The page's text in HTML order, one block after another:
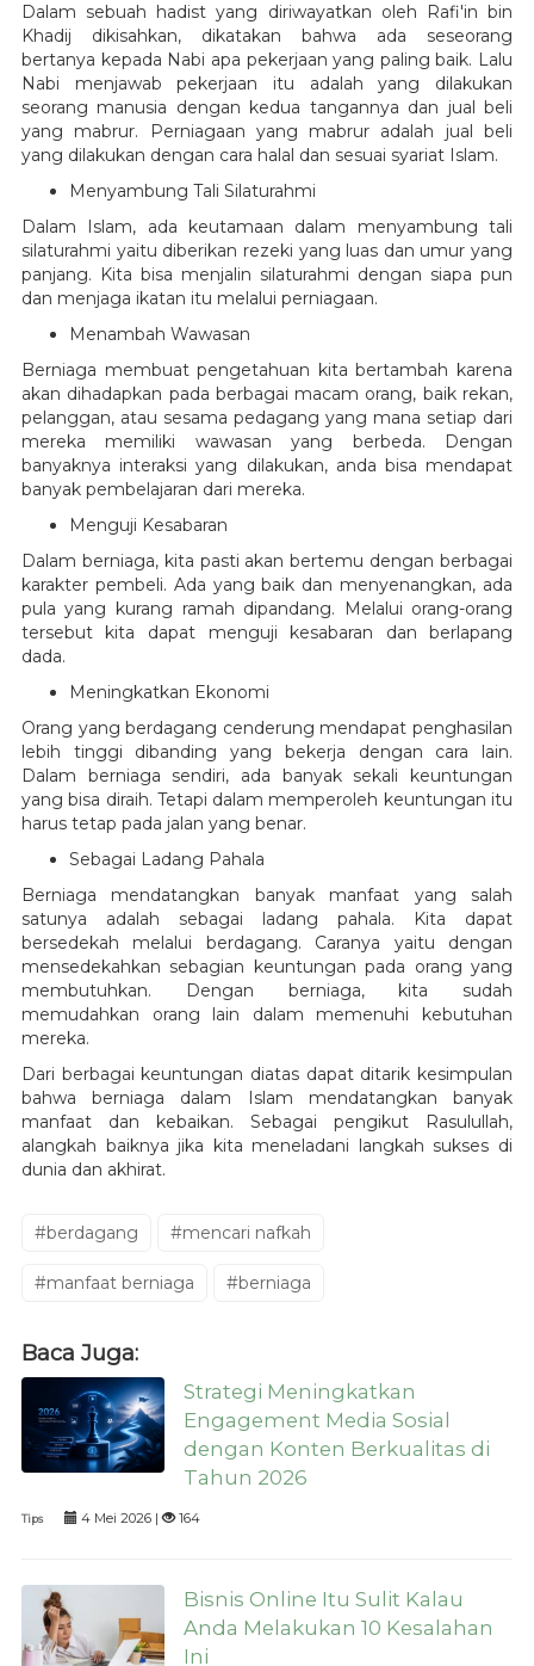
Dalam sebuah hadist yang diriwayatkan oleh Rafi'in bin
Khadij dikisahkan, dikatakan bahwa ada seseorang
bertanya kepada Nabi apa pekerjaan yang paling baik. Lalu
Nabi menjawab pekerjaan itu adalah yang dilakukan
seorang manusia dengan kedua tangannya dan jual beli
yang mabrur. Perniagaan yang mabrur adalah jual beli
yang dilakukan dengan cara halal dan sesuai syariat Islam.
Menyambung Tali Silaturahmi
Dalam Islam, ada keutamaan dalam menyambung tali
silaturahmi yaitu diberikan rezeki yang luas dan umur yang
panjang. Kita bisa menjalin silaturahmi dengan siapa pun
dan menjaga ikatan itu melalui perniagaan.
Menambah Wawasan
Berniaga membuat pengetahuan kita bertambah karena
akan dihadapkan pada berbagai macam orang, baik rekan,
pelanggan, atau sesama pedagang yang mana setiap dari
mereka memiliki wawasan yang berbeda. Dengan
banyaknya interaksi yang dilakukan, anda bisa mendapat
banyak pembelajaran dari mereka.
Menguji Kesabaran
Dalam berniaga, kita pasti akan bertemu dengan berbagai
karakter pembeli. Ada yang baik dan menyenangkan, ada
pula yang kurang ramah dipandang. Melalui orang-orang
tersebut kita dapat menguji kesabaran dan berlapang
dada.
Meningkatkan Ekonomi
Orang yang berdagang cenderung mendapat penghasilan
lebih tinggi dibanding yang bekerja dengan cara lain.
Dalam berniaga sendiri, ada banyak sekali keuntungan
yang bisa diraih. Tetapi dalam memperoleh keuntungan itu
harus tetap pada jalan yang benar.
Sebagai Ladang Pahala
Berniaga mendatangkan banyak manfaat yang salah
satunya adalah sebagai ladang pahala. Kita dapat
bersedekah melalui berdagang. Caranya yaitu dengan
mensedekahkan sebagian keuntungan pada orang yang
membutuhkan. Dengan berniaga, kita sudah
memudahkan orang lain dalam memenuhi kebutuhan
mereka.
Dari berbagai keuntungan diatas dapat ditarik kesimpulan
bahwa berniaga dalam Islam mendatangkan banyak
manfaat dan kebaikan. Sebagai pengikut Rasulullah,
alangkah baiknya jika kita meneladani langkah sukses di
dunia dan akhirat.
#berdagang #mencari nafkah
#manfaat berniaga #berniaga
Baca Juga:
Strategi Meningkatkan
Engagement Media Sosial
dengan Konten Berkualitas di
Tahun 2026
Tips 4 Mei 2026 | 164
Bisnis Online Itu Sulit Kalau
Anda Melakukan 10 Kesalahan
Ini